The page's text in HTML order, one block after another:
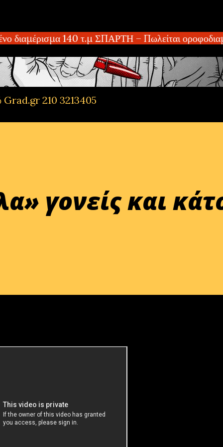
140 τ.μ ΣΠΑΡΤΗ – Πωλείται
Grad.gr 210 3213405
γονείς και